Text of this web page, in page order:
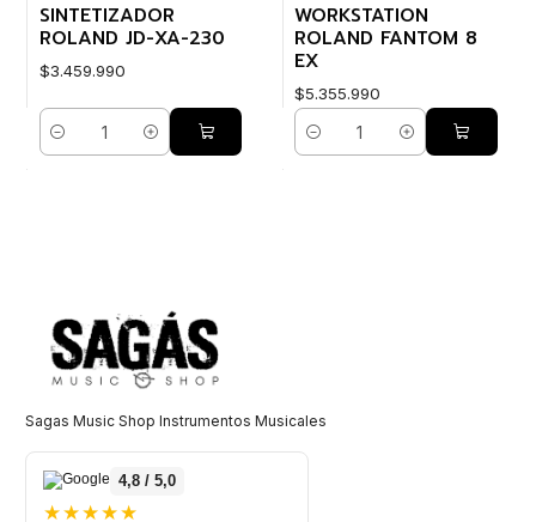
SINTETIZADOR
ROLAND JD-XA-230
$3.459.990
Cantidad
WORKSTATION
ROLAND FANTOM 8
EX
$5.355.990
Cantidad
Sagas Music Shop Instrumentos Musicales
4,8 / 5,0
★★★★★